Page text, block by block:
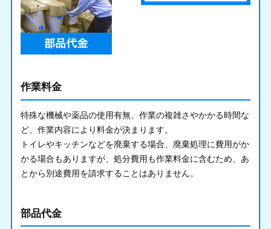
作業料金
特殊な機械や薬品の使用有無、作業の複雑さやかかる時間な
ど、作業内容により料金が決まります。
トイレやキッチンなどを廃棄する場合、廃棄処理に費用がか
かる場合もありますが、処分費用も作業料金に含むため、あ
とから別途費用を請求することはありません。
部品代金